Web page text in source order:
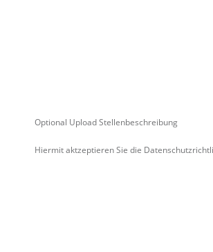
Optional Upload Stellenbeschreibung
Hiermit aktzeptieren Sie die